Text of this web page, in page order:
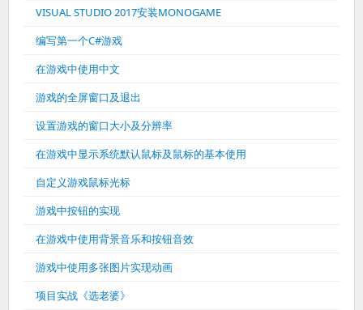
VISUAL STUDIO 2017安装MONOGAME
编写第一个C#游戏
在游戏中使用中文
游戏的全屏窗口及退出
设置游戏的窗口大小及分辨率
在游戏中显示系统默认鼠标及鼠标的基本使用
自定义游戏鼠标光标
游戏中按钮的实现
在游戏中使用背景音乐和按钮音效
游戏中使用多张图片实现动画
项目实战《选老婆》